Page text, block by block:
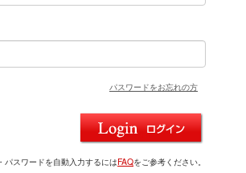
パスワードをお忘れの方
パスワードを自動入力するにはFAQをご参考ください。